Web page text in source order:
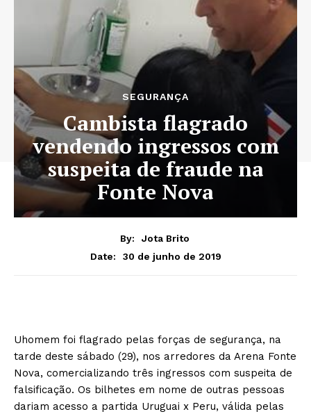
SEGURANÇA
Cambista flagrado
vendendo ingressos com
suspeita de fraude na
Fonte Nova
By:
Jota Brito
Date:
30 de junho de 2019
Uhomem foi flagrado pelas forças de segurança, na
tarde deste sábado (29), nos arredores da Arena Fonte
Nova, comercializando três ingressos com suspeita de
falsificação. Os bilhetes em nome de outras pessoas
dariam acesso a partida Uruguai x Peru, válida pelas